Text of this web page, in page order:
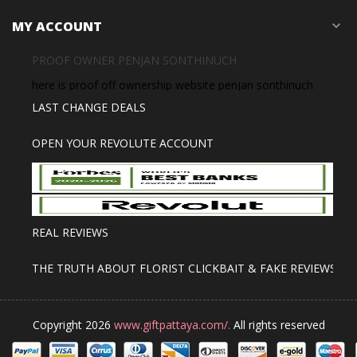
MY ACCOUNT expand_more
PROOF OWNER PENJAN SONTHINUCH
here is proof off ownership website penjan sonthinuch
LAST CHANGE DEALS
OPEN YOUR REVOLUTE ACCOUNT
REAL REVIEWS
THE TRUTH ABOUT FLORIST CLICKBAIT & FAKE REVIEWS
Copyright 2026 www.giftpattaya.com/. All rights reserved